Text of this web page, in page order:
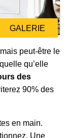
GALERIE
peut-être le
qu’elle
des
90% des
en main.
Une